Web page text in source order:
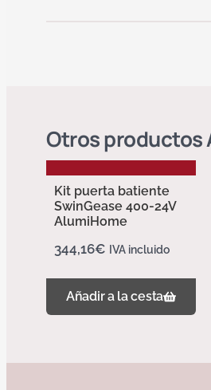
Otros productos
Kit puerta batiente
SwinGease 400-24V
AlumiHome
344,16€ IVA incluido
Añadir a la cesta